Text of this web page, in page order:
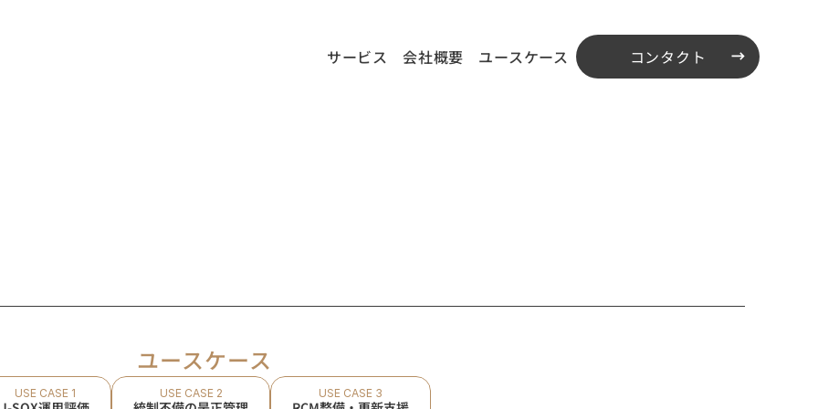
サービス 会社概要 ユースケース コンタクト
ユースケース
USE CASE 1 USE CASE 2 USE CASE 3